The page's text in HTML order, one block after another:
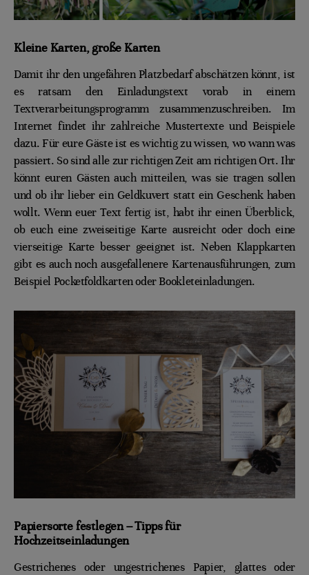
Kleine Karten, große Karten
Damit ihr den ungefähren Platzbedarf abschätzen könnt, ist
es ratsam den Einladungstext vorab in einem
Textverarbeitungsprogramm zusammenzuschreiben. Im
Internet findet ihr zahlreiche Mustertexte und Beispiele
dazu. Für eure Gäste ist es wichtig zu wissen, wo wann was
passiert. So sind alle zur richtigen Zeit am richtigen Ort. Ihr
könnt euren Gästen auch mitteilen, was sie tragen sollen
und ob ihr lieber ein Geldkuvert statt ein Geschenk haben
wollt. Wenn euer Text fertig ist, habt ihr einen Überblick,
ob euch eine zweiseitige Karte ausreicht oder doch eine
vierseitige Karte besser geeignet ist. Neben Klappkarten
gibt es auch noch ausgefallenere Kartenausführungen, zum
Beispiel Pocketfoldkarten oder Bookleteinladungen.
Papiersorte festlegen – Tipps für
Hochzeitseinladungen
Gestrichenes oder ungestrichenes Papier, glattes oder